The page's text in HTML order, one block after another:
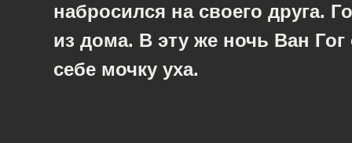
набросился на своего друга.
из дома. В эту же ночь Ван Гог
себе мочку уха.